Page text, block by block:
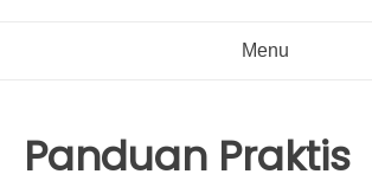
Menu
Panduan Praktis